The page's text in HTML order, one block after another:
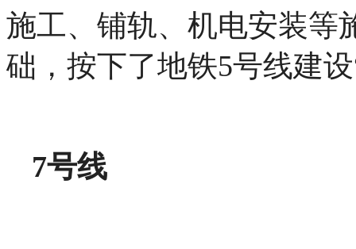
施工、铺轨、机电安装等
础，按下了地铁5号线建
7号线